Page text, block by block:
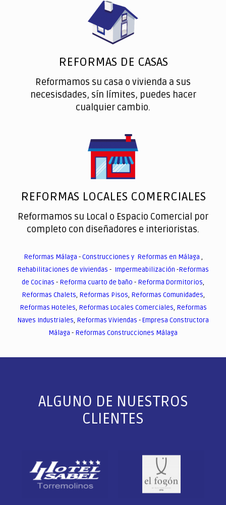
REFORMAS DE CASAS
Reformamos su casa o vivienda a sus
necesisdades, sín límites, puedes hacer
cualquier cambio.
REFORMAS LOCALES COMERCIALES
Reformamos su Local o Espacio Comercial por
completo con diseñadores e interioristas.
Reformas Málaga -Construcciones y Reformas en Málaga ,
Rehabilitaciones de viviendas - Impermeabilización -Reformas
de Cocinas - Reforma cuarto de baño - Reforma Dormitorios,
Reformas Chalets, Reformas Pisos, Reformas Comunidades,
Reformas Hoteles, Reformas Locales Comerciales, Reformas
Naves Industriales, Reformas Viviendas -Empresa Constructora
Málaga - Reformas Construcciones Málaga
ALGUNO DE NUESTROS
CLIENTES